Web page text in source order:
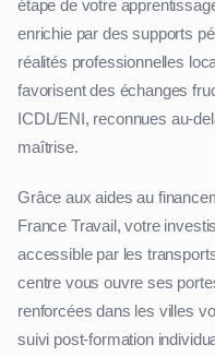
étape de votre
enrichie par des supports
réalités professionnelles
favorisent des échanges
ICDL/ENI, reconnues au-
maîtrise.
Grâce aux aides au
France Travail, votre
accessible par les
centre vous ouvre ses
renforcées dans les villes
suivi post-formation